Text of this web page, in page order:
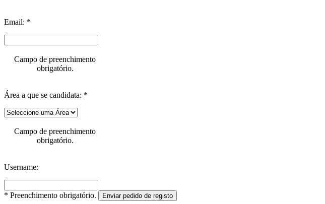
Email: *
Campo de preenchimento
obrigatório.
Área a que se candidata: *
Campo de preenchimento
obrigatório.
Username:
* Preenchimento obrigatório. Enviar pedido de registo